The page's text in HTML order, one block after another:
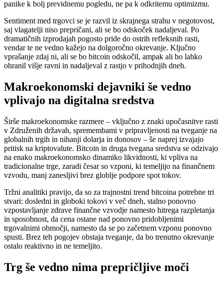
panike k bolj previdnemu pogledu, ne pa k odkritemu optimizmu.
Sentiment med trgovci se je razvil iz skrajnega strahu v negotovost,
saj vlagatelji niso prepričani, ali se bo odskoček nadaljeval. Po
dramatičnih izprodajah pogosto pride do ostrih refleksnih rasti,
vendar te ne vedno kažejo na dolgoročno okrevanje. Ključno
vprašanje zdaj ni, ali se bo bitcoin odskočil, ampak ali bo lahko
ohranil višje ravni in nadaljeval z rastjo v prihodnjih dneh.
Makroekonomski dejavniki še vedno
vplivajo na digitalna sredstva
Širše makroekonomske razmere – vključno z znaki upočasnitve rasti
v Združenih državah, spremembami v pripravljenosti na tveganje na
globalnih trgih in nihanji dolarja in donosov – še naprej izvajajo
pritisk na kriptovalute. Bitcoin in druga tvegana sredstva se odzivajo
na enako makroekonomsko dinamiko likvidnosti, ki vpliva na
tradicionalne trge, zaradi česar so vzponi, ki temeljijo na finančnem
vzvodu, manj zanesljivi brez globlje podpore spot tokov.
Tržni analitiki pravijo, da so za trajnostni trend bitcoina potrebne tri
stvari: dosledni in globoki tokovi v več dneh, stalno ponovno
vzpostavljanje zdrave finančne vzvodje namesto hitrega razpletanja
in sposobnost, da cena ostane nad ponovno pridobljenimi
trgovalnimi območji, namesto da se po začetnem vzponu ponovno
spusti. Brez teh pogojev obstaja tveganje, da bo trenutno okrevanje
ostalo reaktivno in ne temeljito.
Trg še vedno nima prepričljive moči